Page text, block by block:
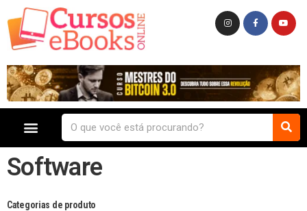
Software
Categorias de produto